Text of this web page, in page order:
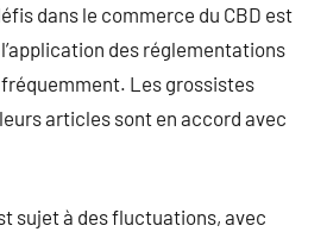
dans le commerce du CBD est
des réglementations
Les grossistes
articles sont en accord avec
sujet à des fluctuations, avec